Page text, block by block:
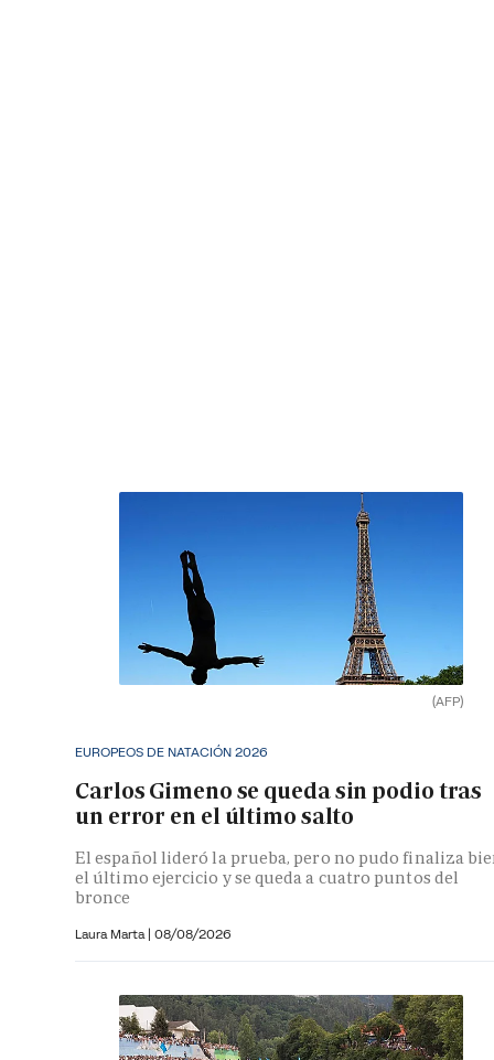
(AFP)
EUROPEOS DE NATACIÓN 2026
Carlos Gimeno se queda sin podio tras
un error en el último salto
El español lideró la prueba, pero no pudo finaliza
el último ejercicio y se queda a cuatro puntos del
bronce
Laura Marta | 08/08/2026